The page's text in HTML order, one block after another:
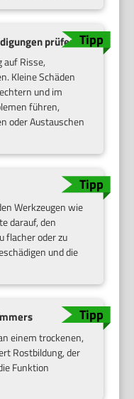
prüfen
auf Risse,
Kleine Schäden
und im
führen,
oder Austauschen
Werkzeugen wie
darauf, den
flacher oder zu
und die
einem trockenen,
Rostbildung, der
Funktion